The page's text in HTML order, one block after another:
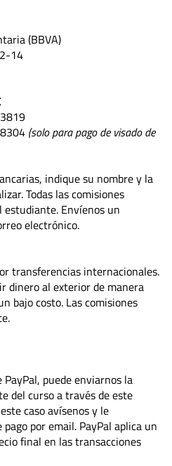
(BBVA)
14
(solo para pago de visado de
indique su nombre y la
Todas las comisiones
estudiante. Envíenos un
electrónico.
transferencias internacionales.
dinero al exterior de manera
bajo costo. Las comisiones
puede enviarnos la
del curso a través de este
caso avísenos y le
por email. PayPal aplica un
final en las transacciones